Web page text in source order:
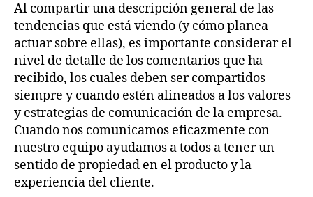
Al compartir una descripción general de las
tendencias que está viendo (y cómo planea
actuar sobre ellas), es importante considerar el
nivel de detalle de los comentarios que ha
recibido, los cuales deben ser compartidos
siempre y cuando estén alineados a los valores
y estrategias de comunicación de la empresa.
Cuando nos comunicamos eficazmente con
nuestro equipo ayudamos a todos a tener un
sentido de propiedad en el producto y la
experiencia del cliente.